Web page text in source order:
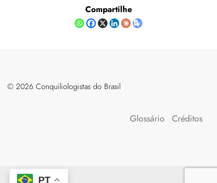
Compartilhe
©️ 2026 Conquiliologistas do Brasil
Glossário Créditos
PT